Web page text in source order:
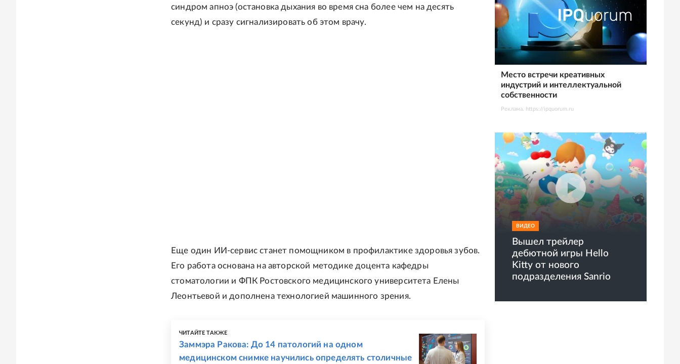
синдром апноэ (остановка дыхания во время сна более чем на десять
секунд) и сразу сигнализировать об этом врачу.
Еще один ИИ-сервис станет помощником в профилактике здоровья зубов.
Его работа основана на авторской методике доцента кафедры
стоматологии и ФПК Ростовского медицинского университета Елены
Леонтьевой и дополнена технологией машинного зрения.
ЧИТАЙТЕ ТАКЖЕ
Заммэра Ракова: До 14 патологий на одном
медицинском снимке научились определять столичные
Место встречи креативных
индустрий и интеллектуальной
собственности
Реклама. https://ipquorum.ru
ВИДЕО
Вышел трейлер
дебютной игры Hello
Kitty от нового
подразделения Sanrio